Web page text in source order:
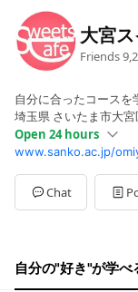
大宮
Friends
自分に合ったコース
埼玉県 さいたま市大
Open 24 hours
Sun00:00 - 00:00
Mon00:00 - 00:00
Tue00:00 - 00:00
Wed00:00 - 00:00
Sat 00:00 - 00:00
www.sanko.ac.jp/
Chat
自分の"好き"が学べ